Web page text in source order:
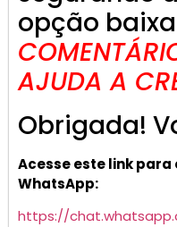
opção
AJUDA A
Obrigada!
Acesse este link
WhatsApp:
https://